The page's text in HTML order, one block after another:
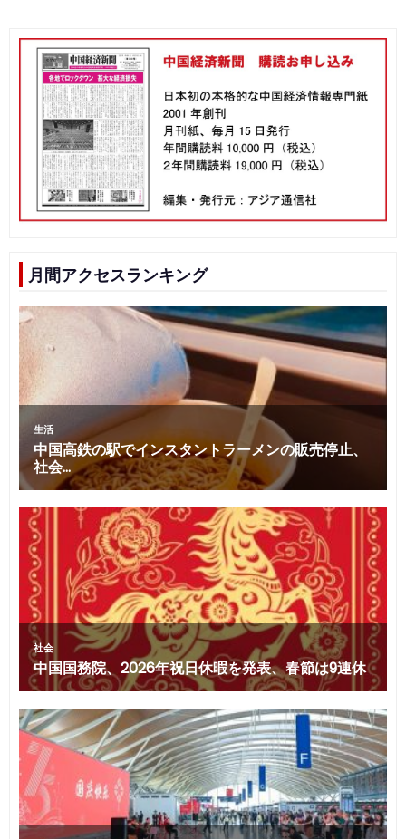
ゲ
ン
月間アクセスランキング